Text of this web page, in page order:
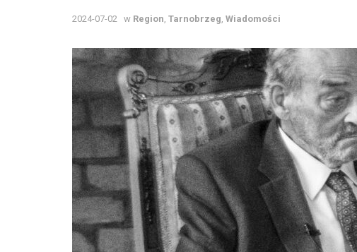
2024-07-02 w Region Tarnobrzeg Wiadomości